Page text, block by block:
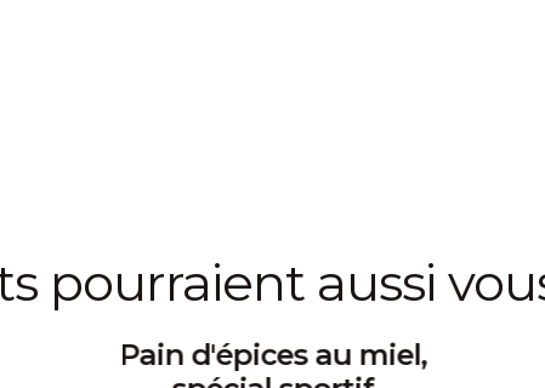
pourraient aussi
Pain d'épices au miel,